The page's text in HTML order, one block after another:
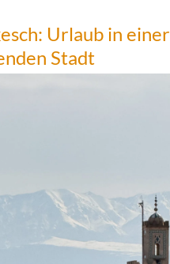
Urlaub in einer
Stadt